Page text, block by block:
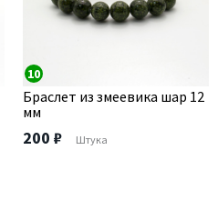
10
Браслет из змеевика шар 12
мм
200 ₽ Штука